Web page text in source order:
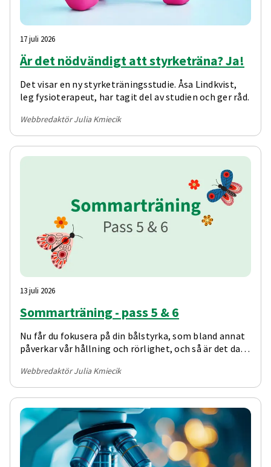
17 juli 2026
Är det nödvändigt att styrketräna? Ja!
Det visar en ny styrketräningsstudie. Åsa Lindkvist,
leg fysioterapeut, har tagit del av studien och ger råd.
Webbredaktör Julia Kmiecik
13 juli 2026
Sommarträning - pass 5 & 6
Nu får du fokusera på din bålstyrka, som bland annat
påverkar vår hållning och rörlighet, och så är det dags
Webbredaktör Julia Kmiecik